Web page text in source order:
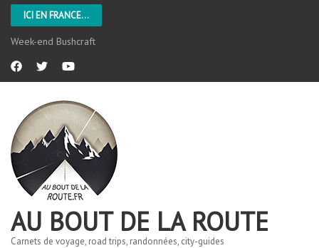
ICI EN FRANCE...
Week-end Bushcraft
AU BOUT DE LA ROUTE
Carnets de voyage, road trips, randonnées, city-guides